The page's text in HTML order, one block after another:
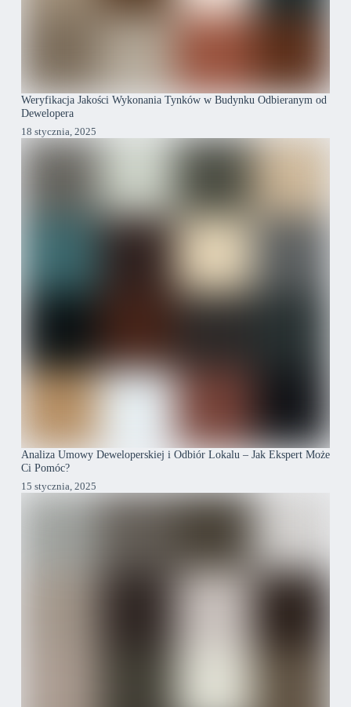
Weryfikacja Jakości Wykonania Tynków w Budynku Odbieranym od
Dewelopera
18 stycznia, 2025
Analiza Umowy Deweloperskiej i Odbiór Lokalu – Jak Ekspert Może
Ci Pomóc?
15 stycznia, 2025